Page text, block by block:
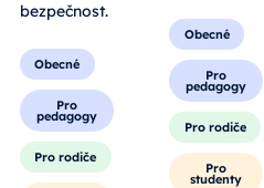
bezpečnost.
Obecné
Pro
pedagogy
Pro rodiče
Obecné
Pro
pedagogy
Pro rodiče
Pro
studenty